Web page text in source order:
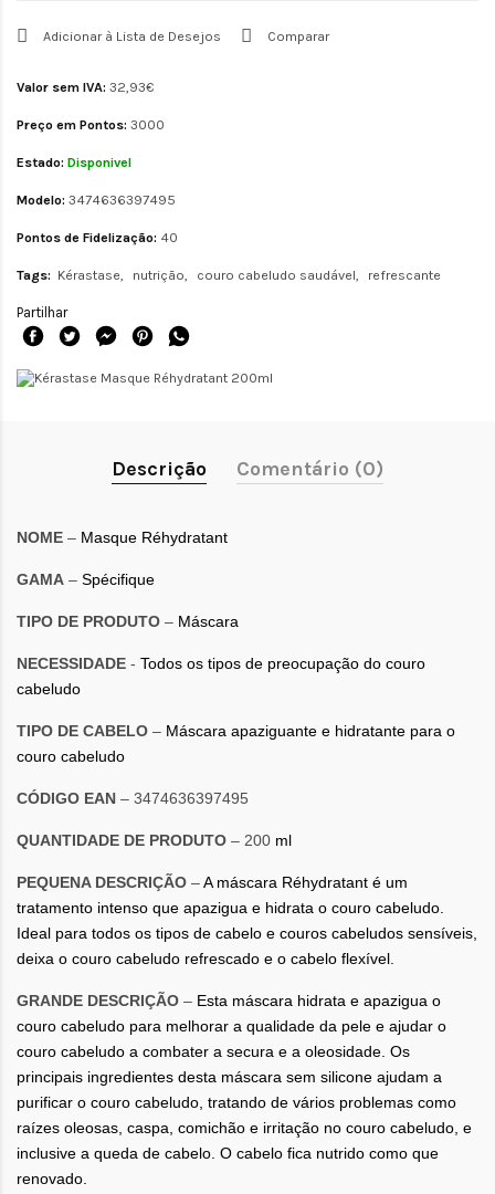
Adicionar à Lista de Desejos Comparar
Valor sem IVA: 32,93€
Preço em Pontos: 3000
Estado: Disponivel
Modelo: 3474636397495
Pontos de Fidelização: 40
Tags: Kérastase nutrição couro cabeludo saudável refrescante
Partilhar
Descrição Comentário (0)
NOME – Masque Réhydratant
GAMA – Spécifique
TIPO DE PRODUTO – Máscara
NECESSIDADE - Todos os tipos de preocupação do couro
cabeludo
TIPO DE CABELO – Máscara apaziguante e hidratante para o
couro cabeludo
CÓDIGO EAN – 3474636397495
QUANTIDADE DE PRODUTO – 200 ml
PEQUENA DESCRIÇÃO –A máscara Réhydratant é um
tratamento intenso que apazigua e hidrata o couro cabeludo.
Ideal para todos os tipos de cabelo e couros cabeludos sensíveis,
deixa o couro cabeludo refrescado e o cabelo flexível.
GRANDE DESCRIÇÃO – Esta máscara hidrata e apazigua o
couro cabeludo para melhorar a qualidade da pele e ajudar o
couro cabeludo a combater a secura e a oleosidade. Os
principais ingredientes desta máscara sem silicone ajudam a
purificar o couro cabeludo, tratando de vários problemas como
raízes oleosas, caspa, comichão e irritação no couro cabeludo, e
inclusive a queda de cabelo. O cabelo fica nutrido como que
renovado.